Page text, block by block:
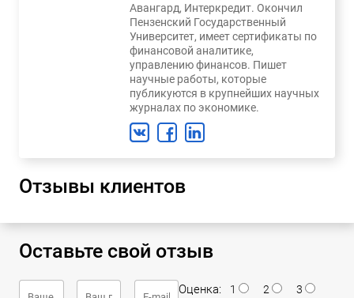
Авангард, Интеркредит. Окончил
Пензенский Государственный
Университет, имеет сертификаты по
финансовой аналитике,
управлению финансов. Пишет
научные работы, которые
публикуются в крупнейших научных
журналах по экономике.
Отзывы клиентов
Оставьте свой отзыв
Оценка: 1 2
3